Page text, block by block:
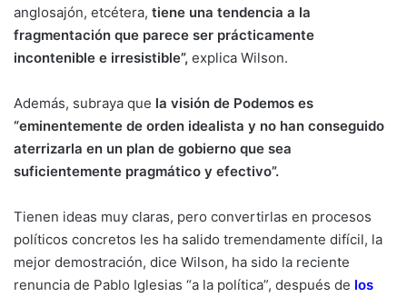
anglosajón, etcétera, tiene una tendencia a la
fragmentación que parece ser prácticamente
incontenible e irresistible”, explica Wilson.
Además, subraya que la visión de Podemos es
“eminentemente de orden idealista y no han conseguido
aterrizarla en un plan de gobierno que sea
suficientemente pragmático y efectivo”.
Tienen ideas muy claras, pero convertirlas en procesos
políticos concretos les ha salido tremendamente difícil, la
mejor demostración, dice Wilson, ha sido la reciente
renuncia de Pablo Iglesias “a la política”, después de los